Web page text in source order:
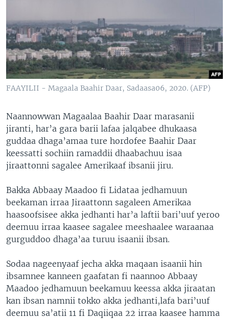
FAAYILII - Magaala Baahir Daar, Sadaasa06, 2020. (AFP)
Naannowwan Magaalaa Baahir Daar marasanii
jiranti, har’a gara barii lafaa jalqabee dhukaasa
guddaa dhaga’amaa ture hordofee Baahir Daar
keessatti sochiin ramaddii dhaabachuu isaa
jiraattonni sagalee Amerikaaf ibsanii jiru.
Bakka Abbaay Maadoo fi Lidataa jedhamuun
beekaman irraa Jiraattonn sagaleen Amerikaa
haasoofsisee akka jedhanti har’a laftii bari’uuf yeroo
deemuu irraa kaasee sagalee meeshaalee waraanaa
gurguddoo dhaga’aa turuu isaanii ibsan.
Sodaa nageenyaaf jecha akka maqaan isaanii hin
ibsamnee kanneen gaafatan fi naannoo Abbaay
Maadoo jedhamuun beekamuu keessa akka jiraatan
kan ibsan namnii tokko akka jedhanti,lafa bari’uuf
deemuu sa’atii 11 fi Daqiiqaa 22 irraa kaasee hamma